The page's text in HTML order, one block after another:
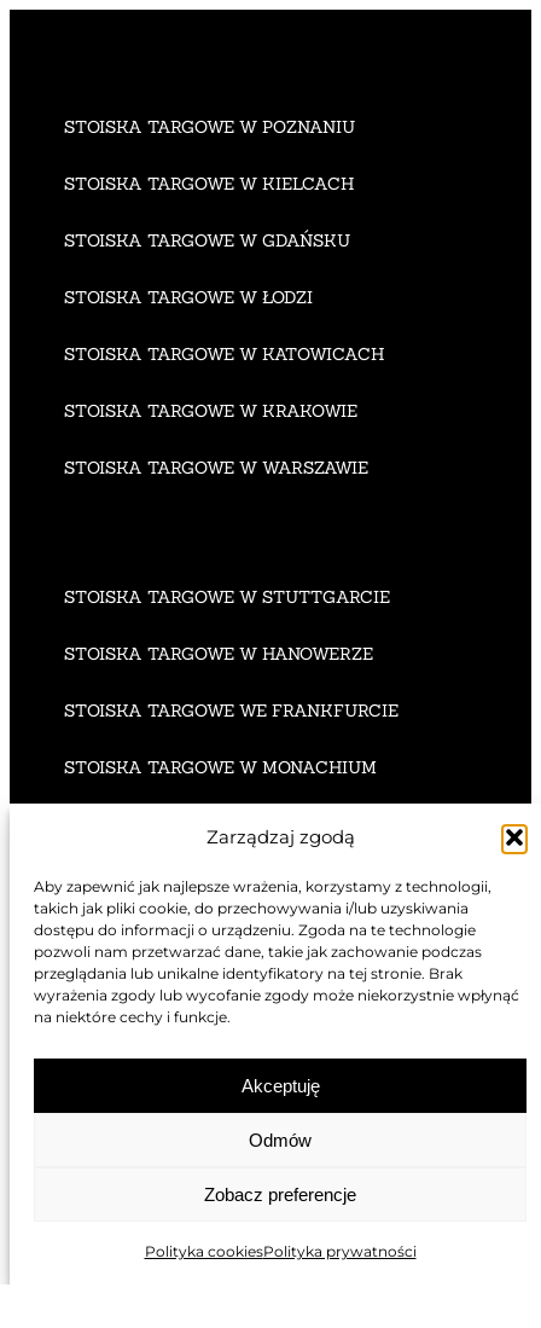
Zarządzaj zgodą
Aby zapewnić jak najlepsze wrażenia, korzystamy z technologii,
takich jak pliki cookie, do przechowywania i/lub uzyskiwania
dostępu do informacji o urządzeniu. Zgoda na te technologie
pozwoli nam przetwarzać dane, takie jak zachowanie podczas
przeglądania lub unikalne identyfikatory na tej stronie. Brak
wyrażenia zgody lub wycofanie zgody może niekorzystnie wpłynąć
na niektóre cechy i funkcje.
Akceptuję
Odmów
Zobacz preferencje
Polityka cookiesPolityka prywatności
STOISKA TARGOWE W POZNANIU
STOISKA TARGOWE W KIELCACH
STOISKA TARGOWE W GDAŃSKU
STOISKA TARGOWE W ŁODZI
STOISKA TARGOWE W KATOWICACH
STOISKA TARGOWE W KRAKOWIE
STOISKA TARGOWE W WARSZAWIE
STOISKA TARGOWE W STUTTGARCIE
STOISKA TARGOWE W HANOWERZE
STOISKA TARGOWE WE FRANKFURCIE
STOISKA TARGOWE W MONACHIUM
STOISKA TARGOWE W DÜSSELDORFIE
STOISKA TARGOWE W LONDYNIE